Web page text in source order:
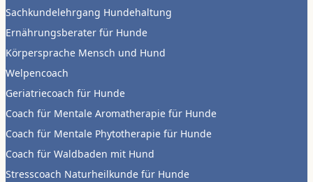
Sachkundelehrgang Hundehaltung
Ernährungsberater für Hunde
Körpersprache Mensch und Hund
Welpencoach
Geriatriecoach für Hunde
Coach für Mentale Aromatherapie für Hunde
Coach für Mentale Phytotherapie für Hunde
Coach für Waldbaden mit Hund
Stresscoach Naturheilkunde für Hunde